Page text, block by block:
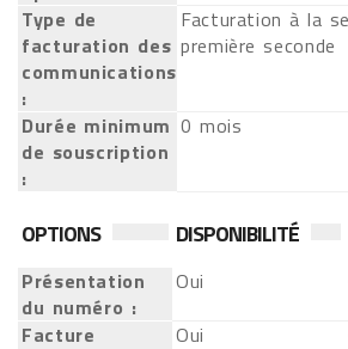
Type de
facturation des
communications
:
Facturation à la
première seconde
Durée minimum
de souscription
:
0 mois
OPTIONS DISPONIBILITÉ
Présentation
du numéro :
Oui
Facture
Oui